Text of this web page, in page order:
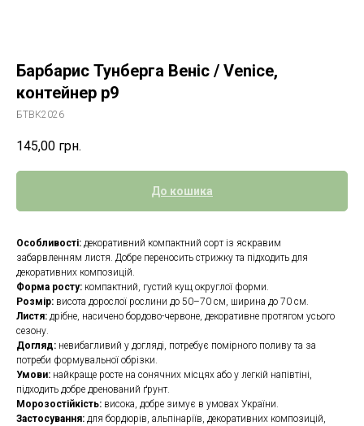
Барбарис Тунберга Веніс / Venice,
контейнер р9
БТВК2026
145,00 грн.
До кошика
Особливості: декоративний компактний сорт із яскравим
забарвленням листя. Добре переносить стрижку та підходить для
декоративних композицій.
Форма росту: компактний, густий кущ округлої форми.
Розмір: висота дорослої рослини до 50–70 см, ширина до 70 см.
Листя: дрібне, насичено бордово-червоне, декоративне протягом усього
сезону.
Догляд: невибагливий у догляді, потребує помірного поливу та за
потреби формувальної обрізки.
Умови: найкраще росте на сонячних місцях або у легкій напівтіні,
підходить добре дренований ґрунт.
Морозостійкість: висока, добре зимує в умовах України.
Застосування: для бордюрів, альпінаріїв, декоративних композицій,